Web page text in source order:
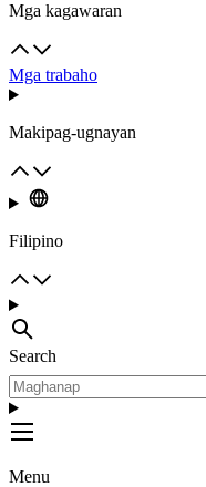
Mga kagawaran
Mga trabaho
Makipag-ugnayan
Filipino
Search
Menu